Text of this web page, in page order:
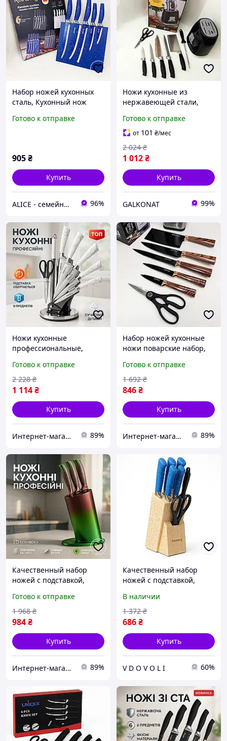
Набор ножей кухонных
сталь, Кухонный нож
хороших качественных
Готово к отправке
905₴
Купить
ALICE - семейный Интернет-магазин, товары для всей семьи 96%
Ножи кухонные из
нержавеющей стали,
ножи Эргономичные для
кухни ZC-18
Готово к отправке
от 101 ₴/мес
1 012₴
2 024 ₴
Купить
GALKONAT 99%
Ножи кухонные
профессиональные,
кухонный набор ножей,
Комплект острых ножей
для кухни DN-46
Готово к отправке
1 114₴
2 228 ₴
Купить
Интернет-магазин 1001USEfulness 89%
Набор ножей кухонные
ножи поварские набор,
Кухонные ножи из
хорошей стали PL-72
Готово к отправке
846₴
1 692 ₴
Купить
Интернет-магазин 1001USEfulness 89%
Качественный набор
ножей с подставкой,
кухни, Нержавеющий
кухонный нож KU-31
Готово к отправке
984₴
1 968 ₴
Купить
Интернет-магазин 1001USEfulness 89%
Качественный набор
ножей с подставкой,
кухни, Кухонный нож из
стали нержавейки QO-63
В наличии
686₴
1 372 ₴
Купить
V D O V O L I 60%